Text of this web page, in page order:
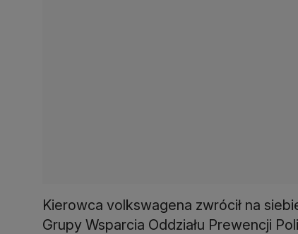
Kierowca volkswagena zwrócił na
Grupy Wsparcia Oddziału Prewencji